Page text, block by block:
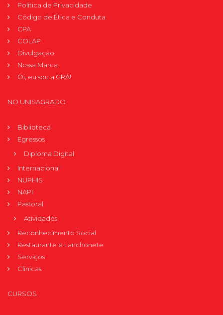
Política de Privacidade
Código de Ética e Conduta
CPA
COLAP
Divulgação
Nossa Marca
Oi, eu sou a GRÁ!
NO UNISAGRADO
Biblioteca
Egressos
Diploma Digital
Internacional
NUPHIS
NAPI
Pastoral
Atividades
Reconhecimento Social
Restaurante e Lanchonete
Serviços
Clínicas
CURSOS